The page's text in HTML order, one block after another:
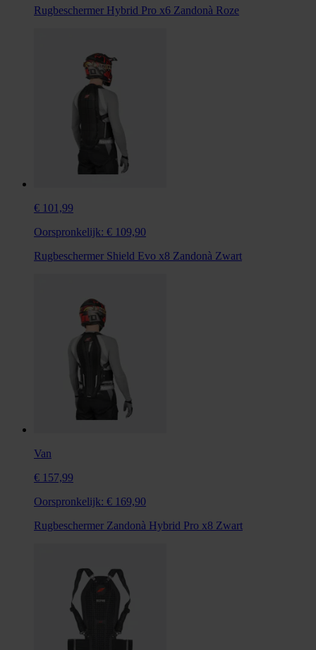
Rugbeschermer Hybrid Pro x6 Zandonà Roze
€ 101,99
Oorspronkelijk: € 109,90
Rugbeschermer Shield Evo x8 Zandonà Zwart
Van
€ 157,99
Oorspronkelijk: € 169,90
Rugbeschermer Zandonà Hybrid Pro x8 Zwart